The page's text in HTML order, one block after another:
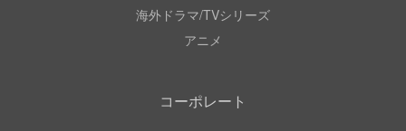
海外ドラマ/TVシリーズ
アニメ
コーポレート